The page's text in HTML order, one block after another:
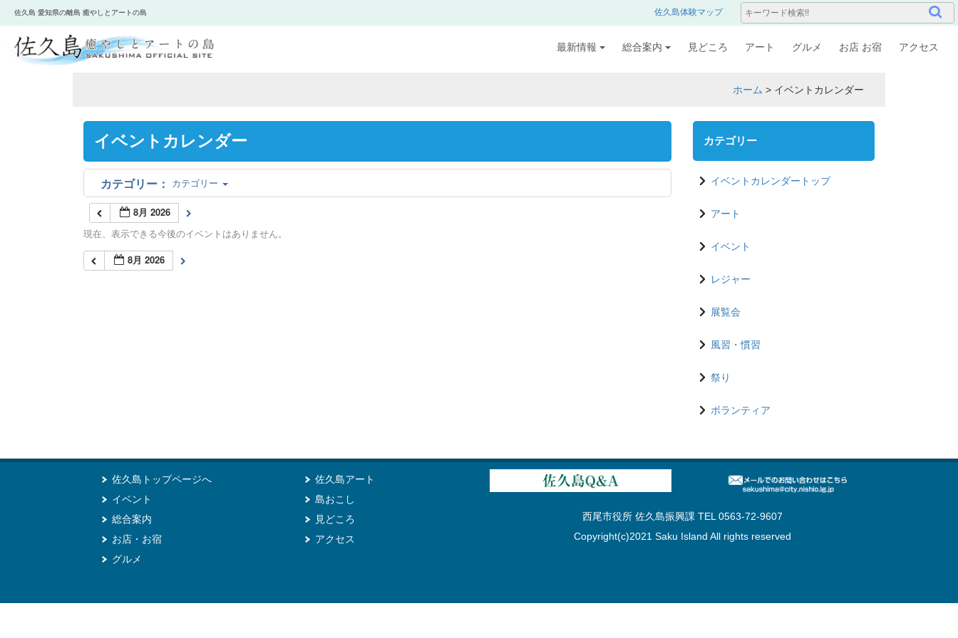
佐久島 愛知県の離島 癒やしとアートの島 佐久島体験マップ
最新情報 総合案内 見どころ アート グルメ お店 お宿 アクセス
ホーム > イベントカレンダー
イベントカレンダー
カテゴリー
8月 2026
現在、表示できる今後のイベントはありません。
8月 2026
カテゴリー
イベントカレンダートップ
アート
イベント
レジャー
展覧会
風習・慣習
祭り
ボランティア
佐久島トップページへ
イベント
総合案内
お店・お宿
グルメ
佐久島アート
島おこし
見どころ
アクセス
西尾市役所 佐久島振興課 TEL 0563-72-9607
Copyright(c)2021 Saku Island All rights reserved